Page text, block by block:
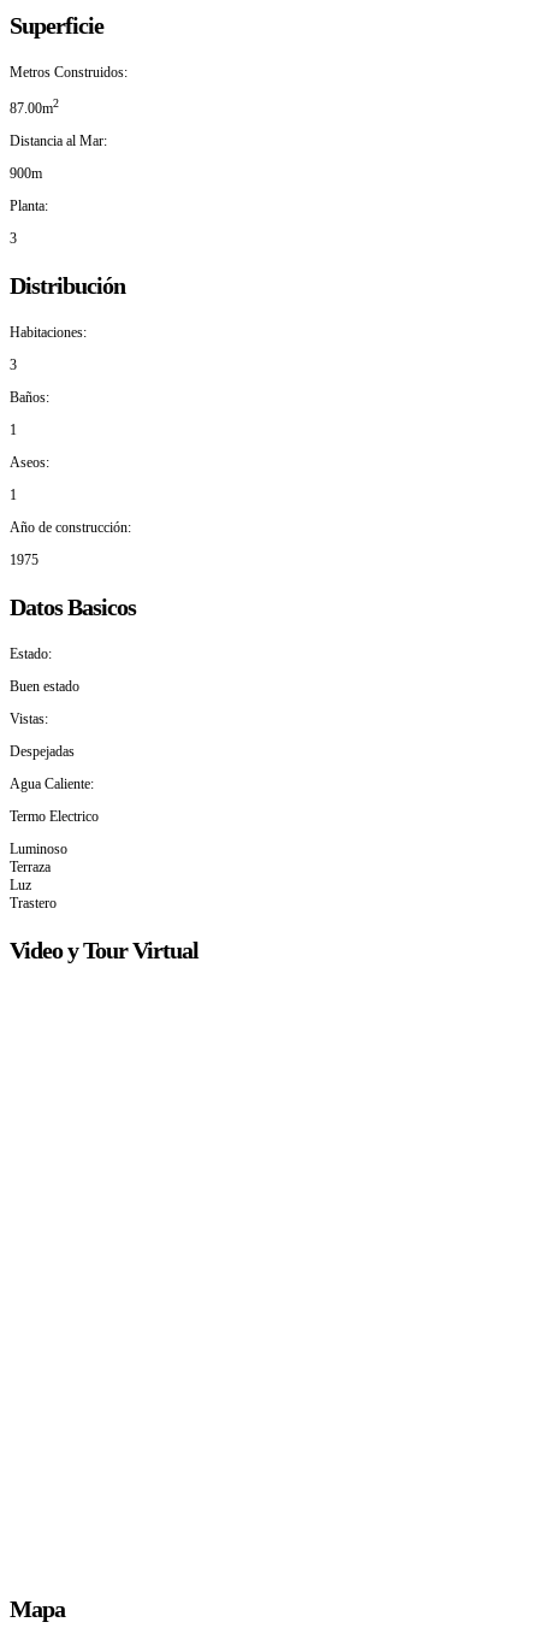
Superficie
Metros Construidos:
87.00m2
Distancia al Mar:
900m
Planta:
3
Distribución
Habitaciones:
3
Baños:
1
Aseos:
1
Año de construcción:
1975
Datos Basicos
Estado:
Buen estado
Vistas:
Despejadas
Agua Caliente:
Termo Electrico
Luminoso
Terraza
Luz
Trastero
Video y Tour Virtual
Mapa